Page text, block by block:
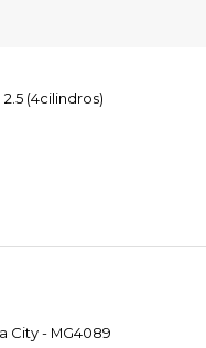
(4cilindros)
City - MG4089